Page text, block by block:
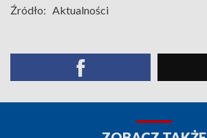
Źródło: Aktualności